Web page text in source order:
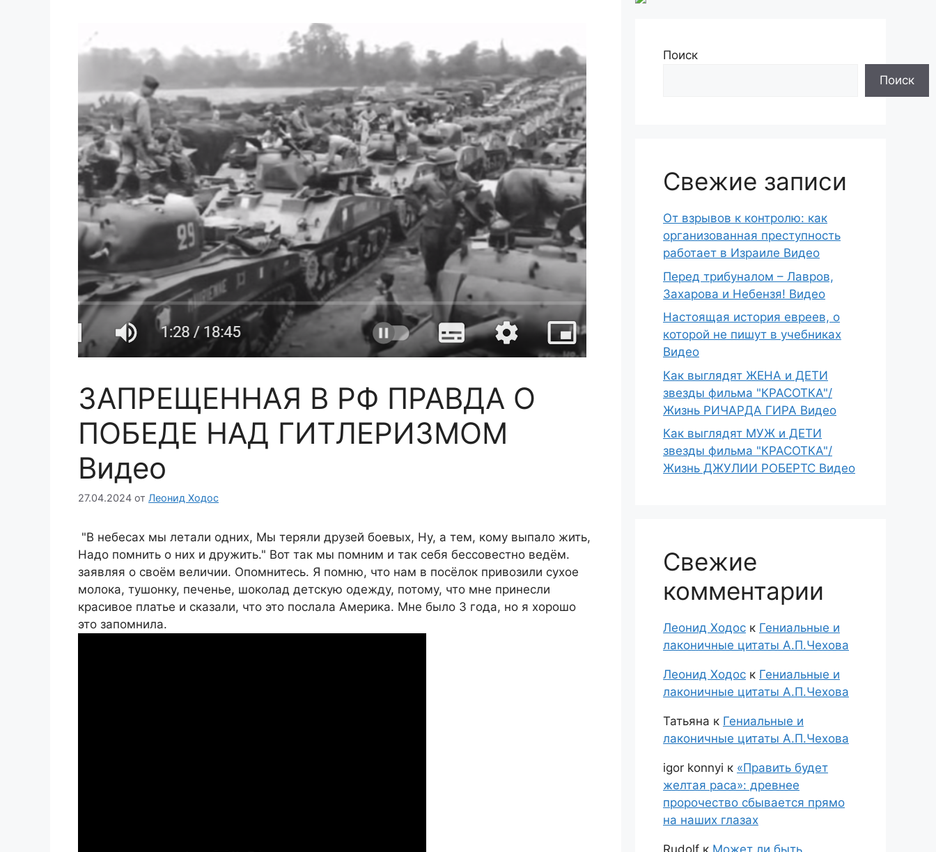
ЗАПРЕЩЕННАЯ В РФ ПРАВДА О
ПОБЕДЕ НАД ГИТЛЕРИЗМОМ
Видео
27.04.2024 от Леонид Ходос
"В небесах мы летали одних, Мы теряли друзей боевых, Ну, а тем, кому выпало жить,
Надо помнить о них и дружить." Вот так мы помним и так себя бессовестно ведём.
заявляя о своём величии. Опомнитесь. Я помню, что нам в посёлок привозили сухое
молока, тушонку, печенье, шоколад детскую одежду, потому, что мне принесли
красивое платье и сказали, что это послала Америка. Мне было 3 года, но я хорошо
это запомнила.
Поиск
Поиск
Свежие записи
От взрывов к контролю: как
организованная преступность
работает в Израиле Видео
Перед трибуналом – Лавров,
Захарова и Небензя! Видео
Настоящая история евреев, о
которой не пишут в учебниках
Видео
Как выглядят ЖЕНА и ДЕТИ
звезды фильма "КРАСОТКА"/
Жизнь РИЧАРДА ГИРА Видео
Как выглядят МУЖ и ДЕТИ
звезды фильма "КРАСОТКА"/
Жизнь ДЖУЛИИ РОБЕРТС Видео
Свежие
комментарии
Леонид Ходос к Гениальные и
лаконичные цитаты А.П.Чехова
Леонид Ходос к Гениальные и
лаконичные цитаты А.П.Чехова
Татьяна к Гениальные и
лаконичные цитаты А.П.Чехова
igor konnyi к «Править будет
желтая раса»: древнее
пророчество сбывается прямо
на наших глазах
Rudolf к Может ли быть